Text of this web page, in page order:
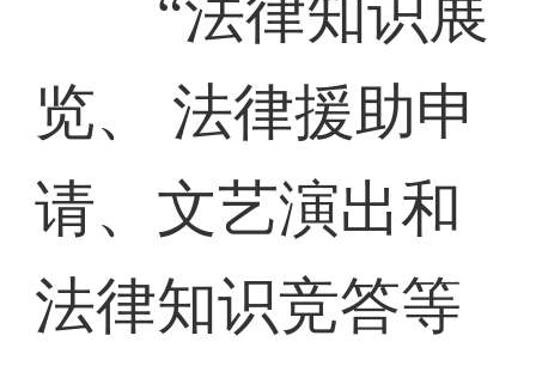
“法律知识展
览、 法律援助申
请、文艺演出和
法律知识竞答等